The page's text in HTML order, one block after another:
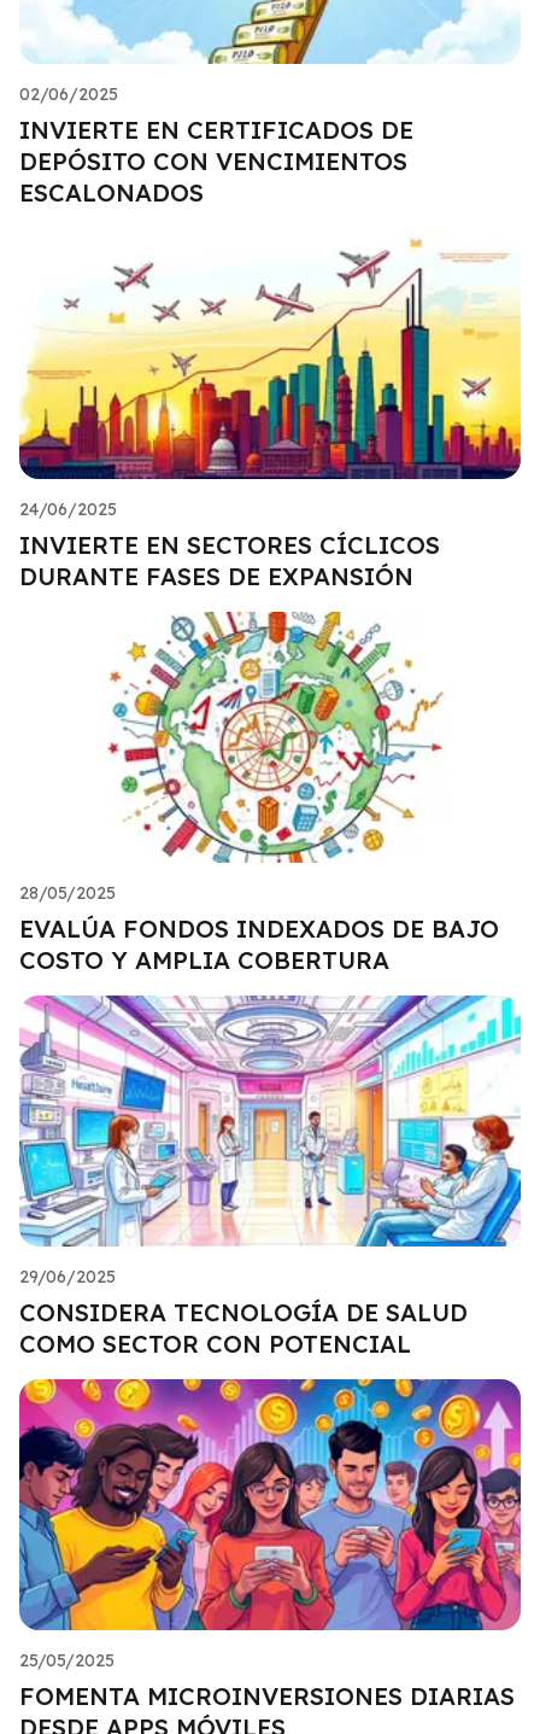
02/06/2025
INVIERTE EN CERTIFICADOS DE
DEPÓSITO CON VENCIMIENTOS
ESCALONADOS
24/06/2025
INVIERTE EN SECTORES CÍCLICOS
DURANTE FASES DE EXPANSIÓN
28/05/2025
EVALÚA FONDOS INDEXADOS DE BAJO
COSTO Y AMPLIA COBERTURA
29/06/2025
CONSIDERA TECNOLOGÍA DE SALUD
COMO SECTOR CON POTENCIAL
25/05/2025
FOMENTA MICROINVERSIONES DIARIAS
DESDE APPS MÓVILES